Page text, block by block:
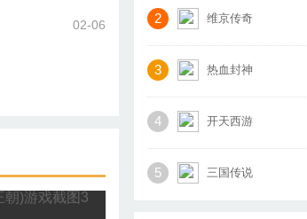
02-06 2 维京传奇
3 热血封神
4 开天西游
5 三国传说